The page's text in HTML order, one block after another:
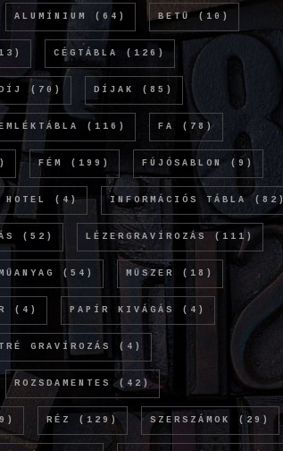
ALUMÍNIUM (64) BETŰ (10)
CÉGTÁBLA (126)
DÍJ (70) DÍJAK (85)
EMLÉKTÁBLA (116) FA (78)
FÉM (199) FÚJÓSABLON (9)
HOTEL (4) INFORMÁCIÓS TÁBLA (82)
(52) LÉZERGRAVÍROZÁS (111)
MŰANYAG (54) MŰSZER (18)
(4) PAPÍR KIVÁGÁS (4)
GRAVÍROZÁS (4)
ROZSDAMENTES (42)
RÉZ (129) SZERSZÁMOK (29)